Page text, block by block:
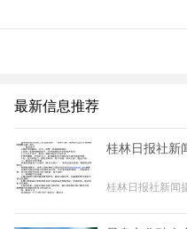
最新信息推荐
桂林日报社新
桂林日报社新闻